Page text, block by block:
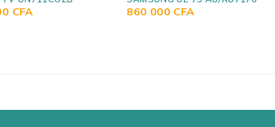
CFA
REMOTE UP7550PVG
599 000CFA